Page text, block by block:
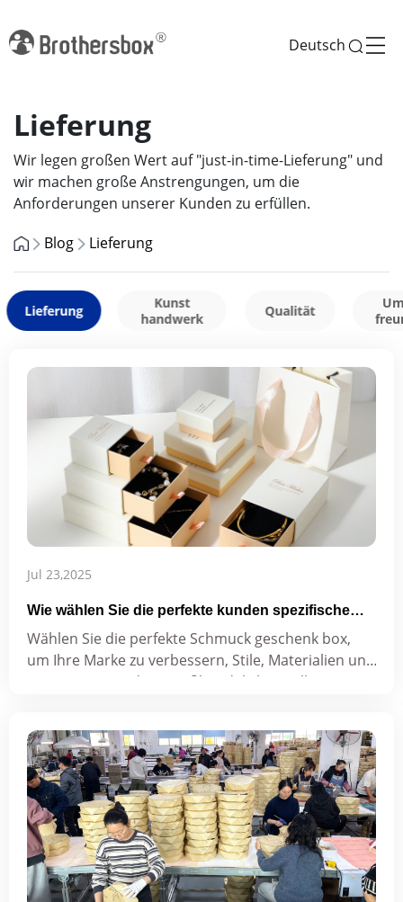
Deutsch
Lieferung
Wir legen großen Wert auf "just-in-time-Lieferung" und
wir machen große Anstrengungen, um die
Anforderungen unserer Kunden zu erfüllen.
Blog
Lieferung
Lieferung
Kunst
handwerk
Qualität
Jul 23,2025
Wie wählen Sie die perfekte kunden spezifische
Wählen Sie die perfekte Schmuck geschenk box,
um Ihre Marke zu verbessern, Stile, Materialien und
vertrauens würdige Großhandels hersteller zu